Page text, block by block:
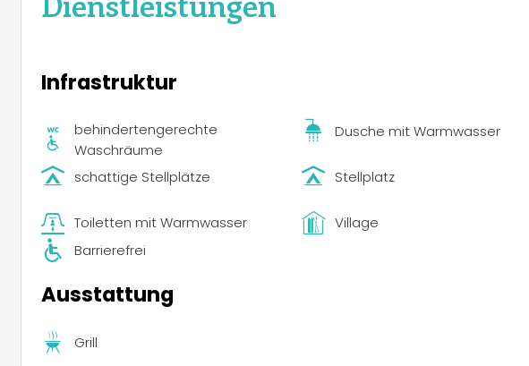
Infrastruktur
behindertengerechte
Waschräume
Dusche mit Warmwasser
schattige Stellplätze Stellplatz
Toiletten mit Warmwasser
Village
Barrierefrei
Ausstattung
Grill